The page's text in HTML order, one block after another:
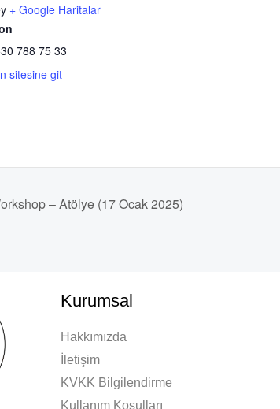
+ Google Haritalar
788 75 33
sitesine git
– Atölye (17 Ocak 2025)
Kurumsal
Hakkımızda
İletişim
KVKK Bilgilendirme
Kullanım Koşulları